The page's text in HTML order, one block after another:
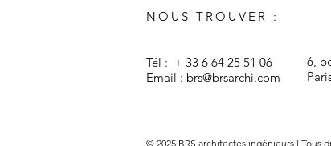
NOUS TROUVER :
Tél : + 33 6 64 25 51 06
Email : brs@brsarchi.com
6,
© 2025 BRS architectes ingénieurs l Tous